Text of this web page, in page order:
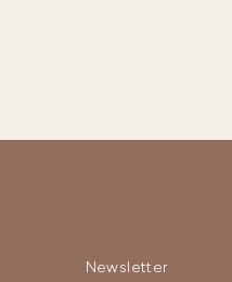
Newsletter